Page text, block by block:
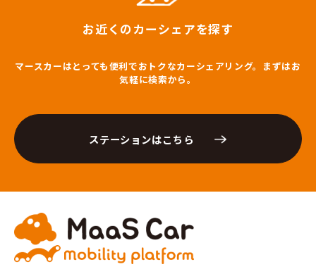
お近くのカーシェアを探す
マースカーはとっても便利でおトクなカーシェアリング。まずはお
気軽に検索から。
ステーションはこちら